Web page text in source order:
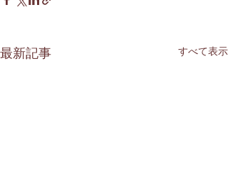
最新記事 すべて表示